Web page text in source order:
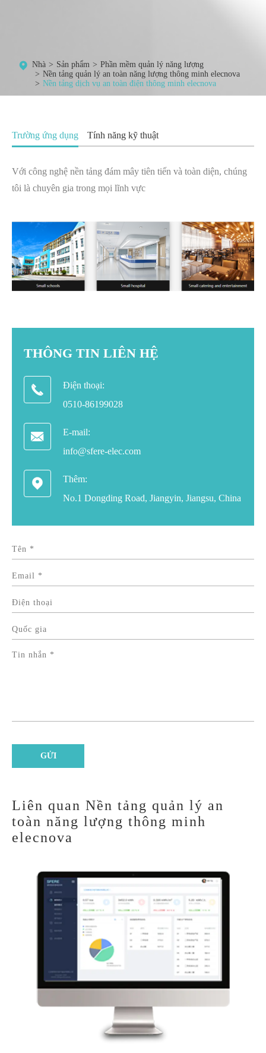
Nhà Sản phẩm
Phần mềm quản lý năng lượng
Nền tảng quản lý an toàn năng lượng thông minh elecnova
Nền tảng dịch vụ an toàn điện thông minh elecnova
Trường ứng dụng Tính năng kỹ thuật
Với công nghệ nền tảng đám mây tiên tiến và toàn diện, chúng
tôi là chuyên gia trong mọi lĩnh vực
THÔNG TIN LIÊN HỆ

Điện thoại:
0510-86199028

E-mail:
info@sfere-elec.com

Thêm:
No.1 Dongding Road, Jiangyin, Jiangsu, China
Liên quan Nền tảng quản lý an
toàn năng lượng thông minh
elecnova